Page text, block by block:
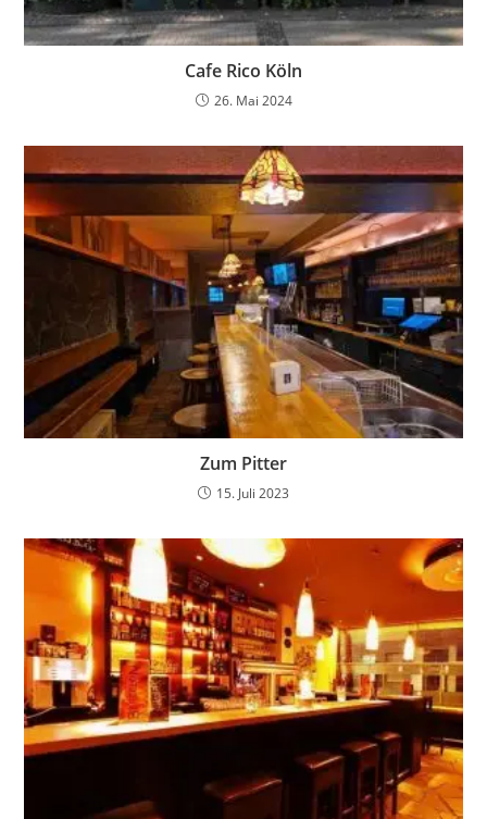
Cafe Rico Köln
26. Mai 2024
Zum Pitter
15. Juli 2023